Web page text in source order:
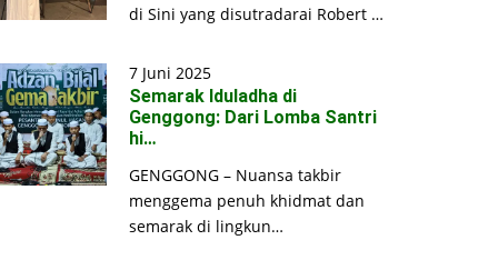
di Sini yang disutradarai Robert …
7 Juni 2025
Semarak Iduladha di
Genggong: Dari Lomba Santri
hi…
GENGGONG – Nuansa takbir
menggema penuh khidmat dan
semarak di lingkun…